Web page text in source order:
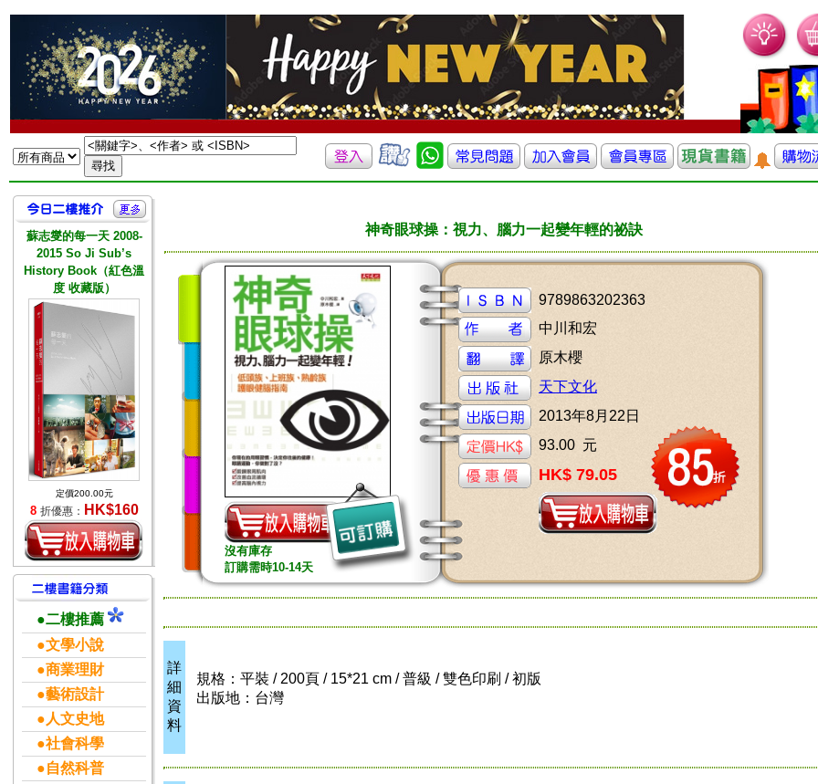
蘇志燮的每一天 2008-
2015 So Ji Sub’s
History Book（紅色溫
度 收藏版）
定價200.00元
8 折優惠： HK$160
●二樓推薦
●文學小說
●商業理財
●藝術設計
●人文史地
●社會科學
●自然科普
神奇眼球操：視力、腦力一起變年輕的祕訣
沒有庫存
訂購需時10-14天
9789863202363
中川和宏
原木櫻
天下文化
2013年8月22日
93.00 元
HK$ 79.05
詳
細
資
料
規格：平裝 / 200頁 / 15*21 cm / 普級 / 雙色印刷 / 初版
出版地：台灣